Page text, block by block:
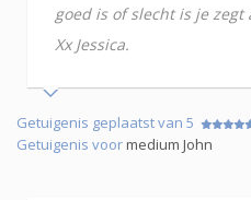
goed is of slecht is je zegt
Xx Jessica.
Getuigenis geplaatst van 5
Getuigenis voormedium John